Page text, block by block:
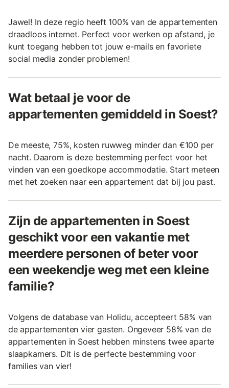
Jawel! In deze regio heeft 100% van de appartementen
draadloos internet. Perfect voor werken op afstand, je
kunt toegang hebben tot jouw e-mails en favoriete
social media zonder problemen!
Wat betaal je voor de
appartementen gemiddeld in Soest?
De meeste, 75%, kosten ruwweg minder dan €100 per
nacht. Daarom is deze bestemming perfect voor het
vinden van een goedkope accommodatie. Start meteen
met het zoeken naar een appartement dat bij jou past.
Zijn de appartementen in Soest
geschikt voor een vakantie met
meerdere personen of beter voor
een weekendje weg met een kleine
familie?
Volgens de database van Holidu, accepteert 58% van
de appartementen vier gasten. Ongeveer 58% van de
appartementen in Soest hebben minstens twee aparte
slaapkamers. Dit is de perfecte bestemming voor
families van vier!